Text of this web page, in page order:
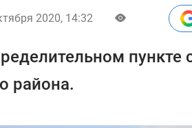
2020, 14:32
пункте
района.